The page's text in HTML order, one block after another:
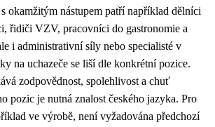
okamžitým nástupem patří například dělníci
řidiči VZV, pracovníci do gastronomie a
i administrativní síly nebo specialisté v
na uchazeče se liší dle konkrétní pozice.
zodpovědnost, spolehlivost a chuť
pozic je nutná znalost českého jazyka. Pro
ve výrobě, není vyžadována předchozí